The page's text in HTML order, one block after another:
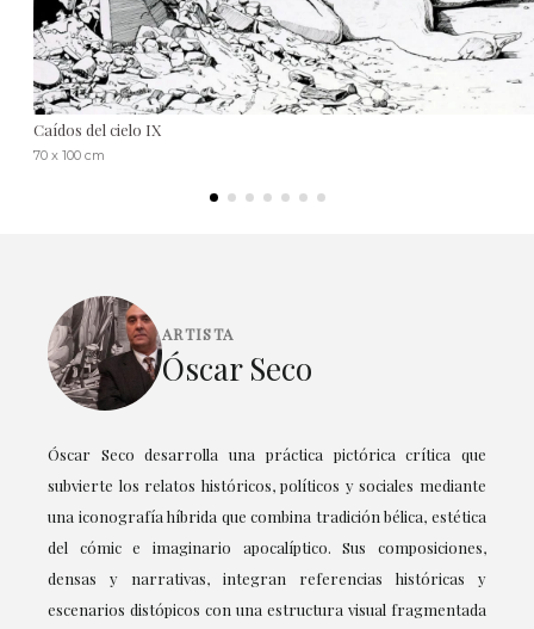
Caídos del cielo IX
70 x 100 cm
ARTISTA
Óscar Seco
Óscar Seco desarrolla una práctica pictórica crítica que
subvierte los relatos históricos, políticos y sociales mediante
una iconografía híbrida que combina tradición bélica, estética
del cómic e imaginario apocalíptico. Sus composiciones,
densas y narrativas, integran referencias históricas y
escenarios distópicos con una estructura visual fragmentada